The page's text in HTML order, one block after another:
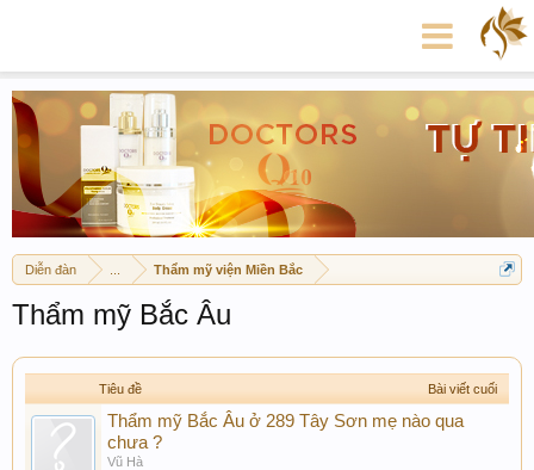
Diễn đàn Thẩm mỹ viện Miền Bắc
Thẩm mỹ Bắc Âu
Tiêu đề Bài viết cuối
Thẩm mỹ Bắc Âu ở 289 Tây Sơn mẹ nào qua
chưa ?
Vũ Hà